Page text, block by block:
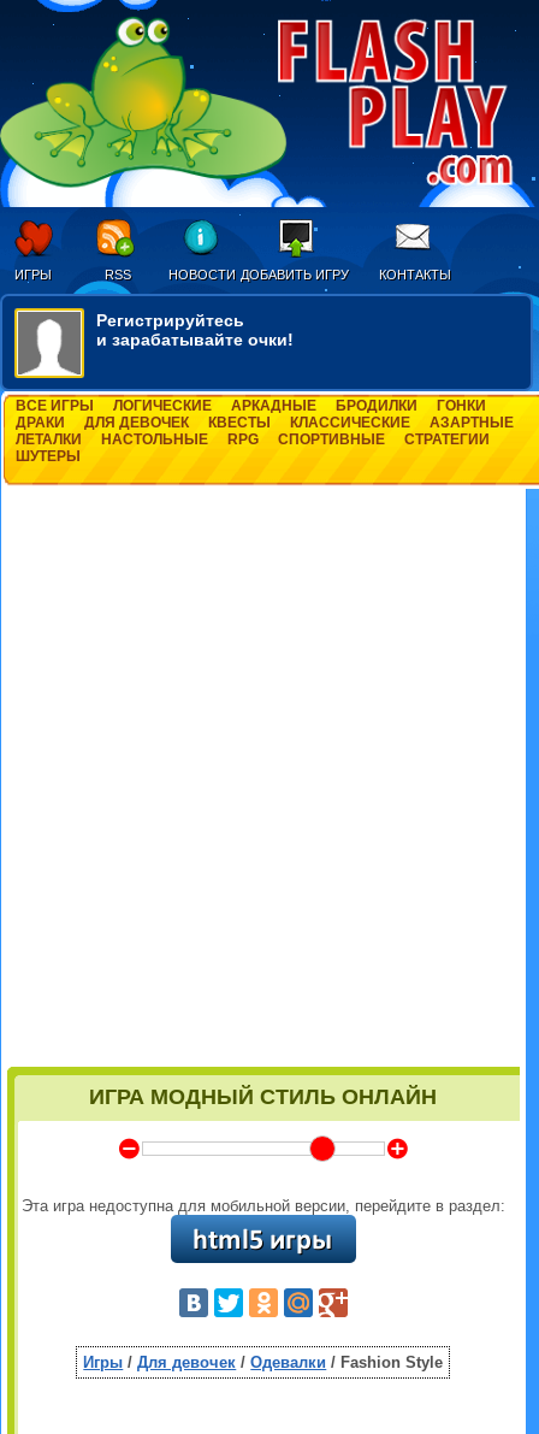
ИГРЫ RSS НОВОСТИ ДОБАВИТЬ ИГРУ КОНТАКТЫ
Регистрируйтесь
и зарабатывайте очки!
ВСЕ ИГРЫ ЛОГИЧЕСКИЕ АРКАДНЫЕ БРОДИЛКИ
ГОНКИ
ДРАКИ
ДЛЯ ДЕВОЧЕК КВЕСТЫ КЛАССИЧЕСКИЕ
АЗАРТНЫЕ
ЛЕТАЛКИ
НАСТОЛЬНЫЕ RPG СПОРТИВНЫЕ
СТРАТЕГИИ
ШУТЕРЫ
ИГРА МОДНЫЙ СТИЛЬ ОНЛАЙН
Y Z
Эта игра недоступна для мобильной версии, перейдите в раздел:
Игры /Для девочек /Одевалки / Fashion Style